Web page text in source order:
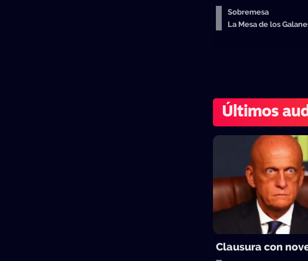
Sobremesa
La Mesa de los
Últimos
Clausura con